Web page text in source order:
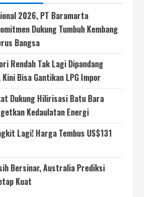
2026, PT Baramarta
Dukung Tumbuh Kembang
Bangsa
Rendah Tak Lagi Dipandang
Bisa Gantikan LPG Impor
Dukung Hilirisasi Batu Bara
Kedaulatan Energi
Lagi! Harga Tembus US$131
Bersinar, Australia Prediksi
Kuat